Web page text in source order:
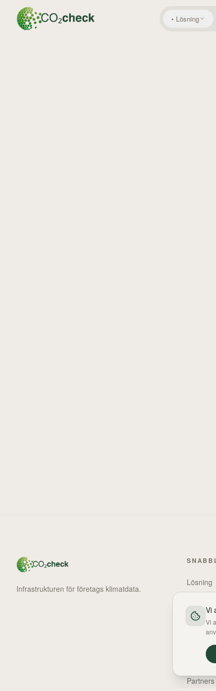
• Lösning
Infrastrukturen för företags klimatdata.
Lösning
Insikter
Partners
Vi
Vi